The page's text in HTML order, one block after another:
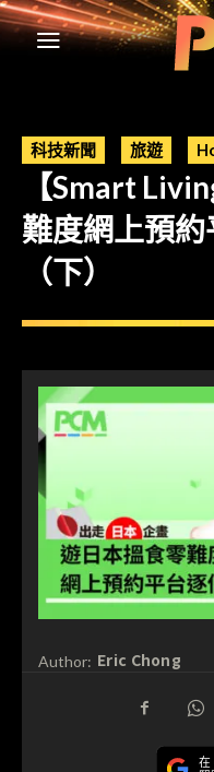
科技新聞 旅遊
【Smart
難度網上預約
（下）
Author: Eric Chong
在